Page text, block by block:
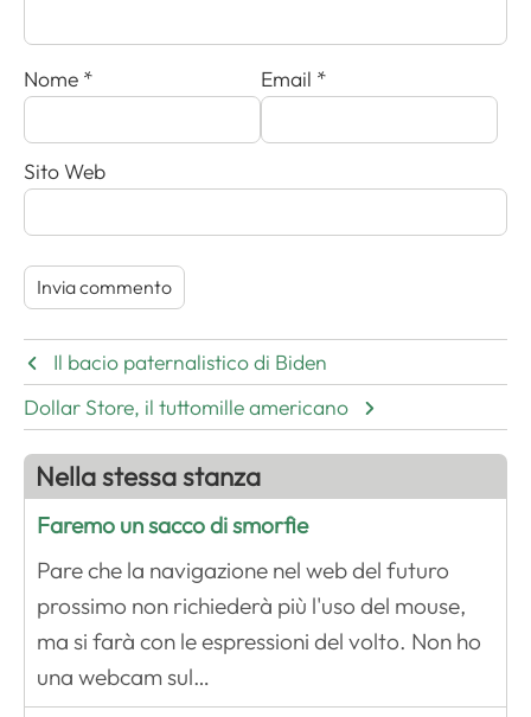
Nome * Email *
Sito Web
Il bacio paternalistico di Biden
Dollar Store, il tuttomille americano
Nella stessa stanza
Faremo un sacco di smorfie
Pare che la navigazione nel web del futuro
prossimo non richiederà più l'uso del mouse,
ma si farà con le espressioni del volto. Non ho
una webcam sul…